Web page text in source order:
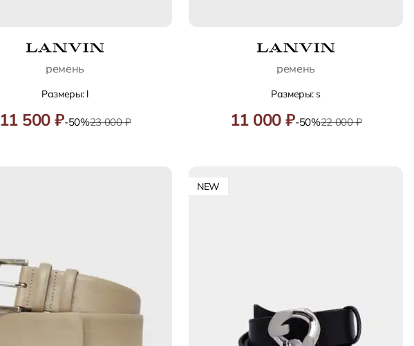
ремень
Размеры: l
11 500 ₽-50%23 000 ₽
ремень
Размеры: s
11 000 ₽-50%22 000 ₽
NEW